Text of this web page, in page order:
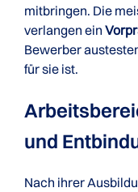
mitbringen. Die
verlangen ein
Bewerber
für sie ist.
und
Nach ihrer